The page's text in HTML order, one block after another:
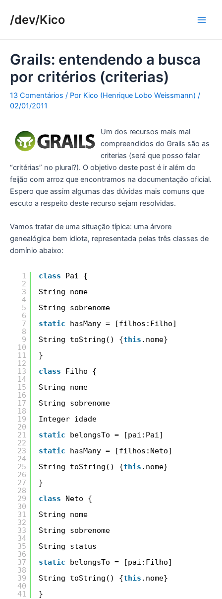
para/dev/Kico
Grails: entendendo a busca
por critérios (criterias)
13 Comentários / Por Kico (Henrique Lobo Weissmann) /
02/01/2011
Um dos recursos mais mal
compreendidos do Grails são as
criterias (será que posso falar
“critérias” no plural?). O objetivo deste post é ir além do
feijão com arroz que encontramos na documentação oficial.
Espero que assim algumas das dúvidas mais comuns que
escuto a respeito deste recurso sejam resolvidas.
Vamos tratar de uma situação típica: uma árvore
genealógica bem idiota, representada pelas três classes de
domínio abaixo:
1
2
3
4
5
6
7
8
9
10
11
12
13
14
15
16
17
18
19
20
21
22
23
24
25
26
27
28
29
30
31
32
33
34
35
36
37
38
39
40
41
class
Pai {
String nome
String sobrenome
static
hasMany = [filhos:Filho]
String toString() {this .nome}
}
class
Filho {
String nome
String sobrenome
Integer idade
static
belongsTo = [pai:Pai]
static
hasMany = [filhos:Neto]
String toString() {this .nome}
}
class
Neto {
String nome
String sobrenome
String status
static
belongsTo = [pai:Filho]
String toString() {this .nome}
}